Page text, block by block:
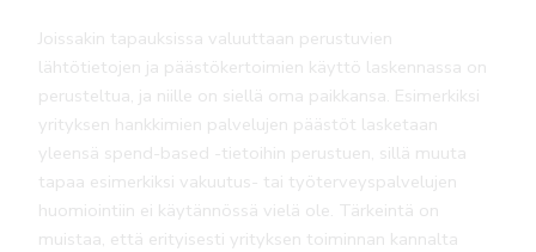
Joissakin tapauksissa valuuttaan perustuvien
lähtötietojen ja päästökertoimien käyttö laskennassa on
perusteltua, ja niille on siellä oma paikkansa. Esimerkiksi
yrityksen hankkimien palvelujen päästöt lasketaan
yleensä spend-based -tietoihin perustuen, sillä muuta
tapaa esimerkiksi vakuutus- tai työterveyspalvelujen
huomiointiin ei käytännössä vielä ole. Tärkeintä on
muistaa, että erityisesti yrityksen toiminnan kannalta